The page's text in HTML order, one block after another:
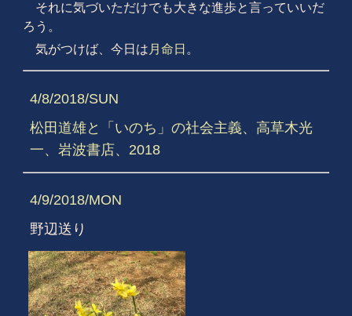
それに気づいただけでも大きな進歩と言っていいだ
ろう。
気がつけば、今日は 月命日 。
4/8/2018/SUN
松田道雄と「いのち」の社会主義、高草木光
一、岩波書店、2018
4/9/2018/MON
野辺送り